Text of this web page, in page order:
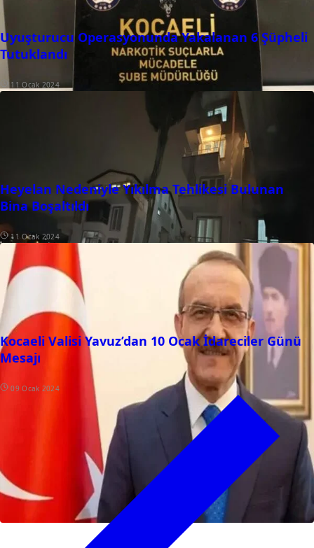
Uyuşturucu Operasyonunda Yakalanan 6 Şüpheli
Tutuklandı
11 Ocak 2024
Heyelan Nedeniyle Yıkılma Tehlikesi Bulunan
Bina Boşaltıldı
11 Ocak 2024
Kocaeli Valisi Yavuz’dan 10 Ocak İdareciler Günü
Mesajı
09 Ocak 2024